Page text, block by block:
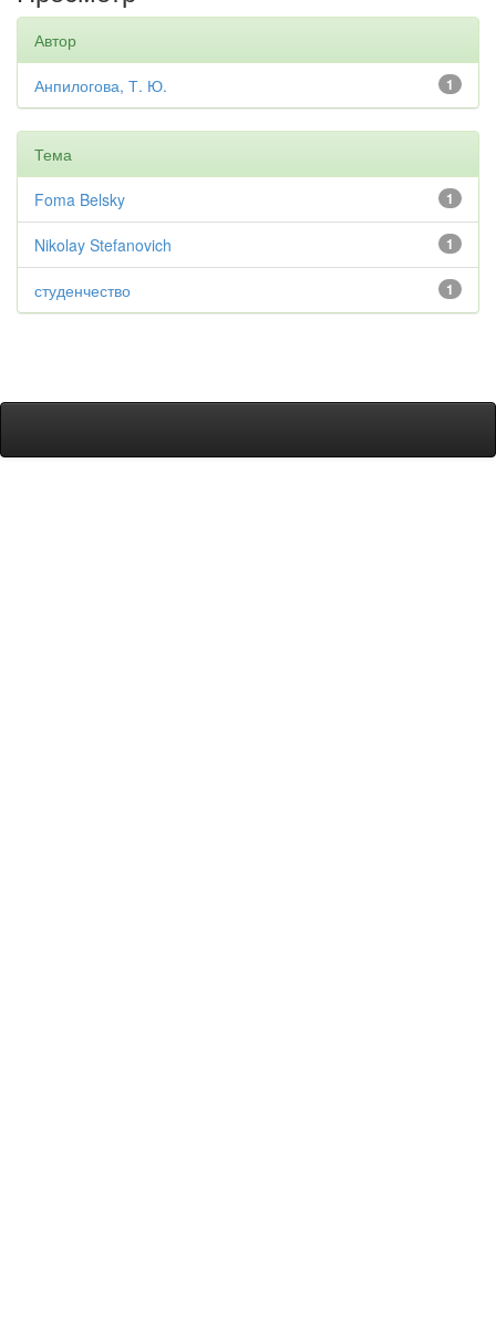
Автор
1
Анпилогова, Т. Ю.
Тема
1
Foma Belsky
1
Nikolay Stefanovich
1
студенчество